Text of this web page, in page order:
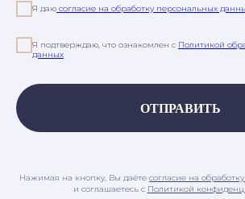
Я даю согласие на обработку персональных
Я подтверждаю, что ознакомлен с Политикой
данных
ОТПРАВИТЬ
Нажимая на кнопку, Вы даёте согласие на
и соглашаетесь c Политикой